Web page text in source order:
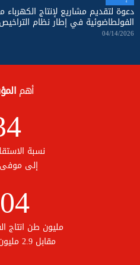
دعوة لتقديم مشاريع لإنتاج
الفولطاضوئية في إطار نظام التراخيص
04/14/2026
أهم
نسبة
إلى موفى
مليون طن انتاج
مقابل 2.9 مليون طن سنة 2023